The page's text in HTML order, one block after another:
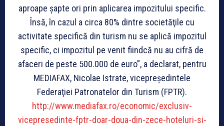
aproape şapte ori prin aplicarea impozitului specific.
Însă, în cazul a circa 80% dintre societăţile cu
activitate specifică din turism nu se aplică impozitul
specific, ci impozitul pe venit fiindcă nu au cifră de
afaceri de peste 500.000 de euro”, a declarat, pentru
MEDIAFAX, Nicolae Istrate, vicepreşedintele
Federaţiei Patronatelor din Turism (FPTR).
http://www.mediafax.ro/economic/exclusiv-
vicepresedinte-fptr-doar-doua-din-zece-hoteluri-si-